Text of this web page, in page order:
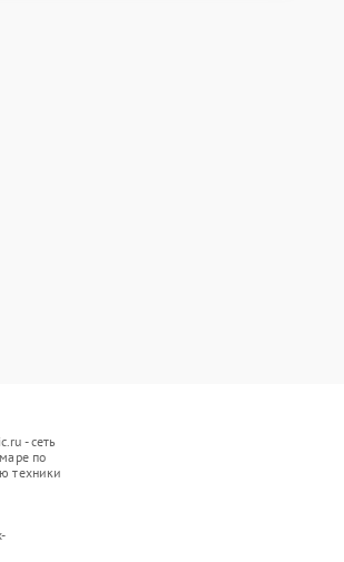
- сеть
по
техники